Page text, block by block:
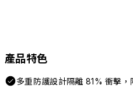
產品特色
多重防護設計隔離 81% 衝擊，